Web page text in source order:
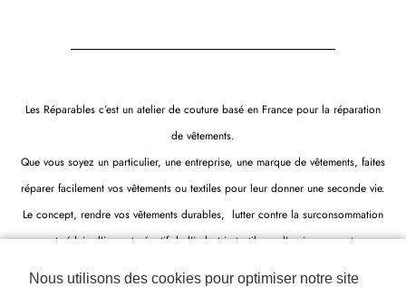
Nous utilisons des cookies pour optimiser notre site
Les Réparables c’est un atelier de couture basé en France pour la réparation
de vêtements.
Que vous soyez un particulier, une entreprise, une marque de vêtements, faites
réparer facilement vos vêtements ou textiles pour leur donner une seconde vie.
Le concept, rendre vos vêtements durables, lutter contre la surconsommation
et réduire l’impact négatif de l’industrie textile sur l’environnement.